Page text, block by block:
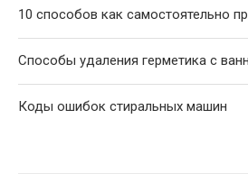
10 способов как самостоятельно
Способы удаления герметика с
Коды ошибок стиральных машин